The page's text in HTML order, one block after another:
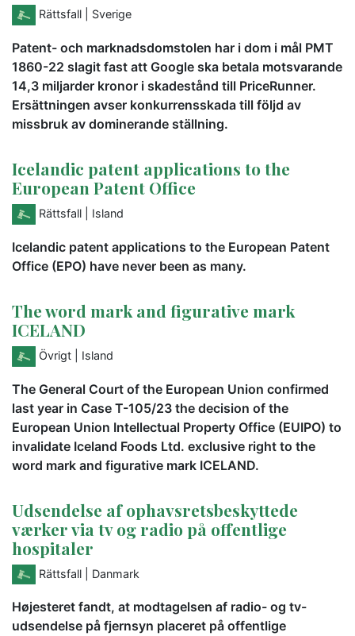
Rättsfall | Sverige
Patent- och marknadsdomstolen har i dom i mål PMT
1860-22 slagit fast att Google ska betala motsvarande
14,3 miljarder kronor i skadestånd till PriceRunner.
Ersättningen avser konkurrensskada till följd av
missbruk av dominerande ställning.
Icelandic patent applications to the
European Patent Office
Rättsfall | Island
Icelandic patent applications to the European Patent
Office (EPO) have never been as many.
The word mark and figurative mark
ICELAND
Övrigt | Island
The General Court of the European Union confirmed
last year in Case T-105/23 the decision of the
European Union Intellectual Property Office (EUIPO) to
invalidate Iceland Foods Ltd. exclusive right to the
word mark and figurative mark ICELAND.
Udsendelse af ophavsretsbeskyttede
værker via tv og radio på offentlige
hospitaler
Rättsfall | Danmark
Højesteret fandt, at modtagelsen af radio- og tv-
udsendelse på fjernsyn placeret på offentlige